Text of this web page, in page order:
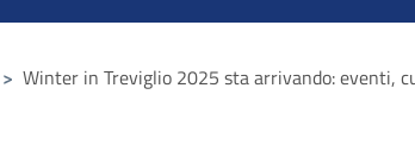
> Winter in Treviglio 2025 sta arrivando: eventi,